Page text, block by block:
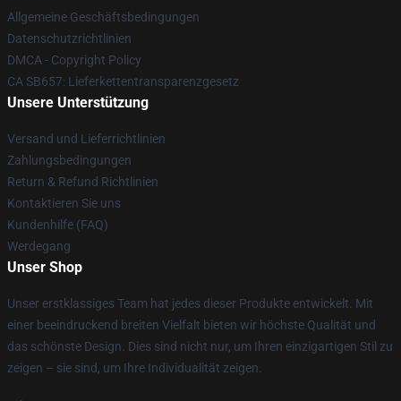
Allgemeine Geschäftsbedingungen
Datenschutzrichtlinien
DMCA - Copyright Policy
CA SB657: Lieferkettentransparenzgesetz
Unsere Unterstützung
Versand und Lieferrichtlinien
Zahlungsbedingungen
Return & Refund Richtlinien
Kontaktieren Sie uns
Kundenhilfe (FAQ)
Werdegang
Unser Shop
Unser erstklassiges Team hat jedes dieser Produkte entwickelt. Mit
einer beeindruckend breiten Vielfalt bieten wir höchste Qualität und
das schönste Design. Dies sind nicht nur, um Ihren einzigartigen Stil zu
zeigen – sie sind, um Ihre Individualität zeigen.